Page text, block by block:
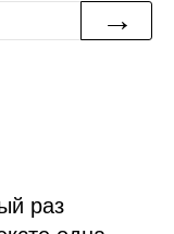
→
раз